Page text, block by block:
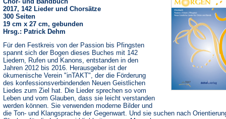
2017, 142 Lieder und Chorsätze
300 Seiten
19 cm x 27 cm, gebunden
Hrsg.: Patrick Dehm
Für den Festkreis von der Passion bis Pfingsten
spannt sich der Bogen dieses Buches mit 142
Liedern, Rufen und Kanons, entstanden in den
Jahren 2012 bis 2016. Herausgeber ist der
ökumenische Verein "inTAKT", der die Förderung
des konfessionsverbindenden Neuen Geistlichen
Liedes zum Ziel hat. Die Lieder sprechen so vom
Leben und vom Glauben, dass sie leicht verstanden
werden können. Sie verwenden moderne Bilder und
die Ton- und Klangsprache der Gegenwart. Und sie suchen nach